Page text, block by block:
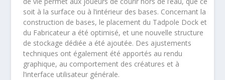
soit à la surface ou à l’intérieur des bases. Concernant la
construction de bases, le placement du Tadpole Dock et
du Fabricateur a été optimisé, et une nouvelle structure
de stockage dédiée a été ajoutée. Des ajustements
techniques ont également été apportés au rendu
graphique, au comportement des créatures et à
l’interface utilisateur générale.